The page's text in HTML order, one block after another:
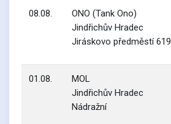
08.08.
ONO (Tank Ono)
Jindřichův Hradec
Jiráskovo předměstí 619
01.08.
MOL
Jindřichův Hradec
Nádražní